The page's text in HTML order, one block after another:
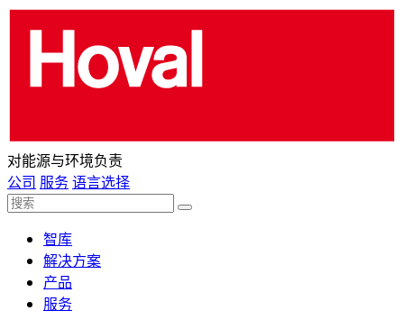
对能源与环境负责
公司 服务语言选择
智库
解决方案
产品
服务